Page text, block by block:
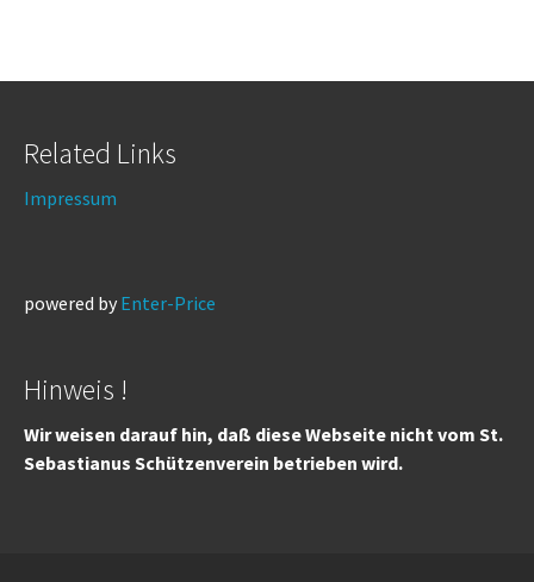
Related Links
Impressum
powered by Enter-Price
Hinweis !
Wir weisen darauf hin, daß diese Webseite nicht vom St.
Sebastianus Schützenverein betrieben wird.